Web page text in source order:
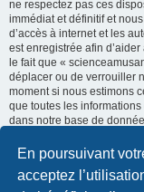
En poursuivant
acceptez
ne respectez pas ces
immédiat et définitif et
d’accès à internet et les
est enregistrée afin
le fait que «
déplacer ou de verrouiller
moment si nous estimons
que toutes les
dans notre base de
« scienceamusante.net »,
responsables en cas de
compromettre vos